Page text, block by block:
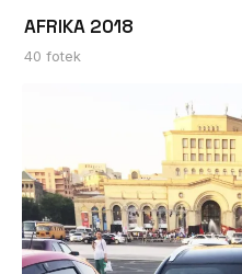
AFRIKA 2018
40 fotek